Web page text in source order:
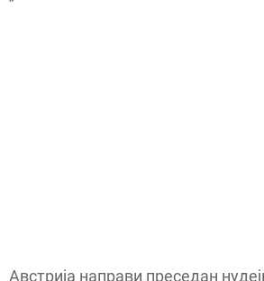
Австрија направи преседан